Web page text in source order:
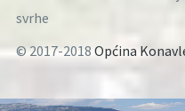
svrhe
© 2017-2018 Općina